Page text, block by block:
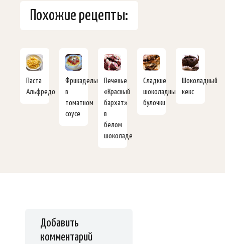
Похожие рецепты:
Паста
Альфредо
Фрикадельки
в
томатном
соусе
Печенье
«Красный
бархат»
в
белом
шоколаде
Сладкие
шоколадные
булочки
Шоколадный
кекс
Добавить
комментарий